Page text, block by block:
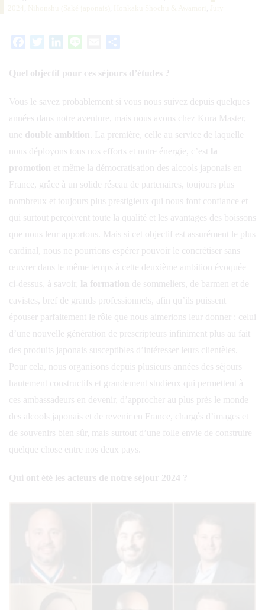
, , ,
FacebookTwitterLinkedIn Email
Quel objectif pour ces séjours d’études ?
Vous le savez probablement si vous nous suivez depuis quelques
années dans notre aventure, mais nous avons chez Kura Master,
une double ambition . La première, celle au service de laquelle
nous déployons tous nos efforts et notre énergie, c’est la
promotion et même la démocratisation des alcools japonais en
France, grâce à un solide réseau de partenaires, toujours plus
nombreux et toujours plus prestigieux qui nous font confiance et
qui surtout perçoivent toute la qualité et les avantages des boissons
que nous leur apportons. Mais si cet objectif est assurément le plus
cardinal, nous ne pourrions espérer pouvoir le concrétiser sans
œuvrer dans le même temps à cette deuxième ambition évoquée
ci-dessus, à savoir, la formation de sommeliers, de barmen et de
cavistes, bref de grands professionnels, afin qu’ils puissent
épouser parfaitement le rôle que nous aimerions leur donner : celui
d’une nouvelle génération de prescripteurs infiniment plus au fait
des produits japonais susceptibles d’intéresser leurs clientèles.
Pour cela, nous organisons depuis plusieurs années des séjours
hautement constructifs et grandement studieux qui permettent à
ces ambassadeurs en devenir, d’approcher au plus près le monde
des alcools japonais et de revenir en France, chargés d’images et
de souvenirs bien sûr, mais surtout d’une folle envie de construire
quelque chose entre nos deux pays.
Qui ont été les acteurs de notre séjour 2024 ?